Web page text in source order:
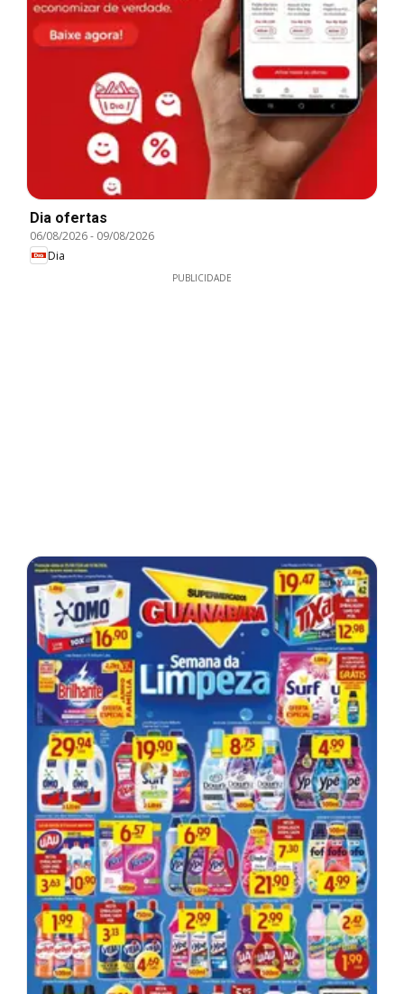
Dia ofertas
06/08/2026- 09/08/2026
Dia
PUBLICIDADE